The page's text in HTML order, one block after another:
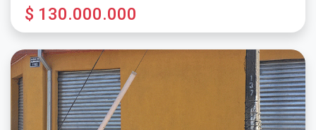
$ 130.000.000